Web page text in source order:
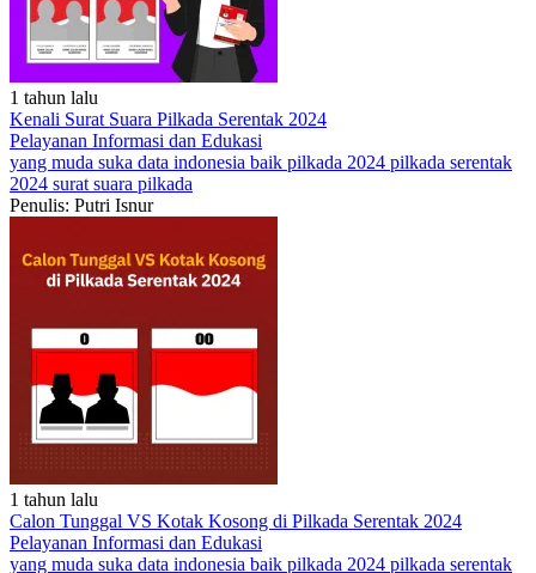
1 tahun lalu
Kenali Surat Suara Pilkada Serentak 2024
Pelayanan Informasi dan Edukasi
yang muda suka data indonesia baik pilkada 2024 pilkada serentak
2024 surat suara pilkada
Penulis: Putri Isnur
1 tahun lalu
Calon Tunggal VS Kotak Kosong di Pilkada Serentak 2024
Pelayanan Informasi dan Edukasi
yang muda suka data indonesia baik pilkada 2024 pilkada serentak